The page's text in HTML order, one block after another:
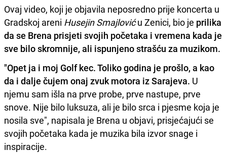
Ovaj video, koji je objavila neposredno prije koncerta u
Gradskoj areni Husejin Smajloviću Zenici, bio je prilika
da se Brena prisjeti svojih početaka i vremena kada je
sve bilo skromnije, ali ispunjeno strašću za muzikom.
"Opet ja i moj Golf kec. Toliko godina je prošlo, a kao
da i dalje čujem onaj zvuk motora iz Sarajeva. U
njemu sam išla na prve probe, prve nastupe, prve
snove. Nije bilo luksuza, ali je bilo srca i pjesme koja je
nosila sve", napisala je Brena u objavi, prisjećajući se
svojih početaka kada je muzika bila izvor snage i
inspiracije.